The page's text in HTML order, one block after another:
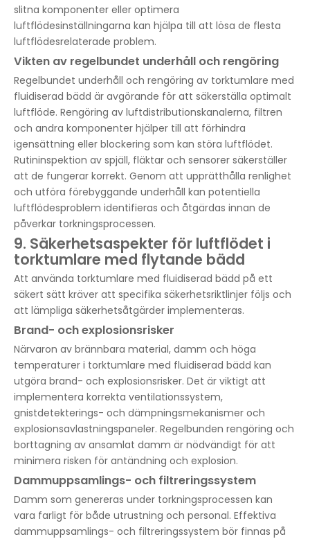
slitna komponenter eller optimera
luftflödesinställningarna kan hjälpa till att lösa de flesta
luftflödesrelaterade problem.
Vikten av regelbundet underhåll och rengöring
Regelbundet underhåll och rengöring av torktumlare med
fluidiserad bädd är avgörande för att säkerställa optimalt
luftflöde. Rengöring av luftdistributionskanalerna, filtren
och andra komponenter hjälper till att förhindra
igensättning eller blockering som kan störa luftflödet.
Rutininspektion av spjäll, fläktar och sensorer säkerställer
att de fungerar korrekt. Genom att upprätthålla renlighet
och utföra förebyggande underhåll kan potentiella
luftflödesproblem identifieras och åtgärdas innan de
påverkar torkningsprocessen.
9. Säkerhetsaspekter för luftflödet i
torktumlare med flytande bädd
Att använda torktumlare med fluidiserad bädd på ett
säkert sätt kräver att specifika säkerhetsriktlinjer följs och
att lämpliga säkerhetsåtgärder implementeras.
Brand- och explosionsrisker
Närvaron av brännbara material, damm och höga
temperaturer i torktumlare med fluidiserad bädd kan
utgöra brand- och explosionsrisker. Det är viktigt att
implementera korrekta ventilationssystem,
gnistdetekterings- och dämpningsmekanismer och
explosionsavlastningspaneler. Regelbunden rengöring och
borttagning av ansamlat damm är nödvändigt för att
minimera risken för antändning och explosion.
Dammuppsamlings- och filtreringssystem
Damm som genereras under torkningsprocessen kan
vara farligt för både utrustning och personal. Effektiva
dammuppsamlings- och filtreringssystem bör finnas på